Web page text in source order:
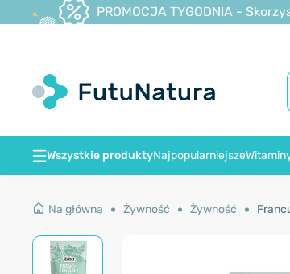
PROMOCJA TYGODNIA -
Wszystkie produktyNajpopularniejsze
Na główną Żywność Żywność